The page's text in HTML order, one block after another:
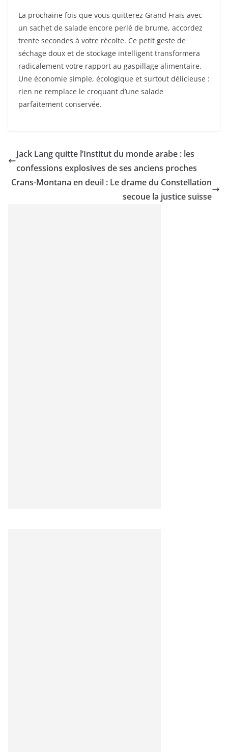
La prochaine fois que vous quitterez Grand Frais avec
un sachet de salade encore perlé de brume, accordez
trente secondes à votre récolte. Ce petit geste de
séchage doux et de stockage intelligent transformera
radicalement votre rapport au gaspillage alimentaire.
Une économie simple, écologique et surtout délicieuse :
rien ne remplace le croquant d’une salade
parfaitement conservée.
Jack Lang quitte l’Institut du monde arabe : les
confessions explosives de ses anciens proches
Crans-Montana en deuil : Le drame du Constellation
secoue la justice suisse